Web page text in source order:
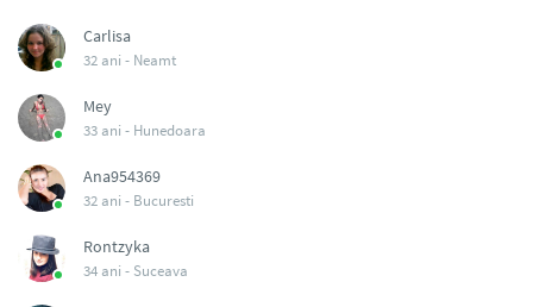
Carlisa
32 ani - Neamt
Mey
33 ani - Hunedoara
Ana954369
32 ani - Bucuresti
Rontzyka
34 ani - Suceava